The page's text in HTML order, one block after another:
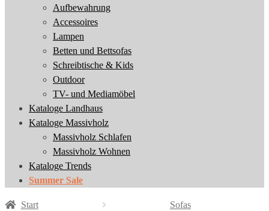
Aufbewahrung
Accessoires
Lampen
Betten und Bettsofas
Schreibtische & Kids
Outdoor
TV- und Mediamöbel
Kataloge Landhaus
Kataloge Massivholz
Massivholz Schlafen
Massivholz Wohnen
Kataloge Trends
Summer Sale
Start
Sofas